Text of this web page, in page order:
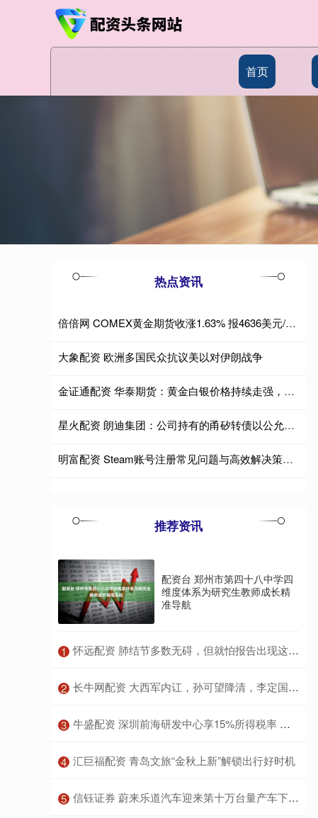
首页
热点资讯
倍倍网 COMEX黄金期货收涨1.63% 报4636美元/盎司
大象配资 欧洲多国民众抗议美以对伊朗战争
金证通配资 华泰期货：黄金白银价格持续走强，警惕银价高位震荡的获利了结风险
星火配资 朗迪集团：公司持有的甬矽转债以公允价值计量且其变动计入当期损益
明富配资 Steam账号注册常见问题与高效解决策略详解
推荐资讯
配资台 郑州市第四十八中学四
维度体系为研究生教师成长精
准导航
1 ​怀远配资 肺结节多数无碍，但就怕报告出现这6个字眼，希望你一个都碰不到
2 ​长牛网配资 大西军内讧，孙可望降清，李定国与郑成功病死，大明复兴无望
3 ​牛盛配资 深圳前海研发中心享15%所得税率 最高可获800万研发准备金
4 ​汇巨福配资 青岛文旅“金秋上新”解锁出行好时机
5 ​信钰证券 蔚来乐道汽车迎来第十万台量产车下线，交付加速